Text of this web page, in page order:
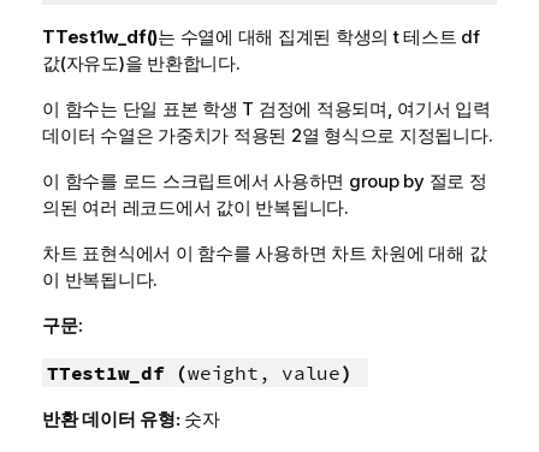
TTest1w_df()는 수열에 대해 집계된 학생의 t 테스트 df
값(자유도)을 반환합니다.
이 함수는 단일 표본 학생 T 검정에 적용되며, 여기서 입력
데이터 수열은 가중치가 적용된 2열 형식으로 지정됩니다.
이 함수를 로드 스크립트에서 사용하면 group by 절로 정
의된 여러 레코드에서 값이 반복됩니다.
차트 표현식에서 이 함수를 사용하면 차트 차원에 대해 값
이 반복됩니다.
구문:
TTest1w_df (weight, value)
반환 데이터 유형: 숫자